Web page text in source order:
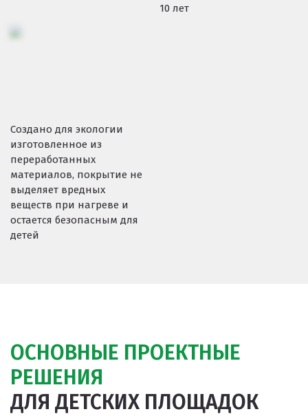
10 лет
Создано для экологии
изготовленное из
переработанных
материалов, покрытие не
выделяет вредных
веществ при нагреве и
остается безопасным для
детей
ОСНОВНЫЕ ПРОЕКТНЫЕ
РЕШЕНИЯ
ДЛЯ ДЕТСКИХ ПЛОЩАДОК